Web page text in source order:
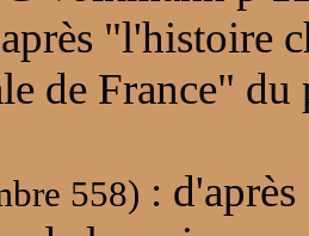
"l'histoire
de France"
558) :